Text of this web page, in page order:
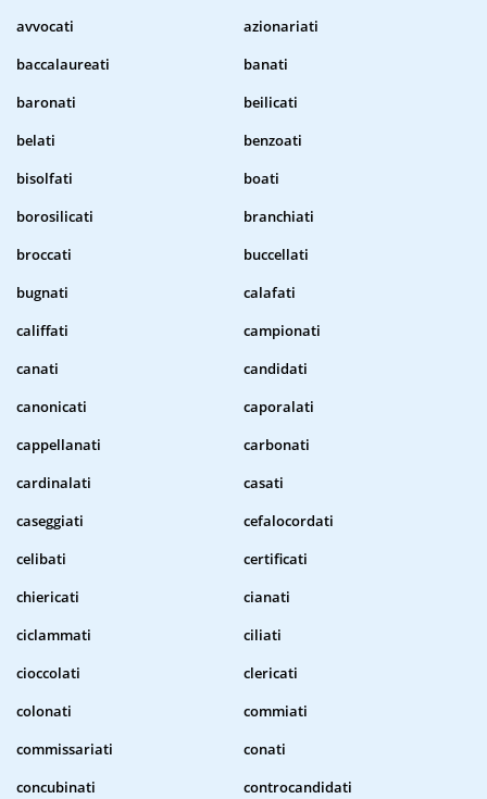
avvocati
azionariati
baccalaureati
banati
baronati
beilicati
belati
benzoati
bisolfati
boati
borosilicati
branchiati
broccati
buccellati
bugnati
calafati
califfati
campionati
canati
candidati
canonicati
caporalati
cappellanati
carbonati
cardinalati
casati
caseggiati
cefalocordati
celibati
certificati
chiericati
cianati
ciclammati
ciliati
cioccolati
clericati
colonati
commiati
commissariati
conati
concubinati
controcandidati